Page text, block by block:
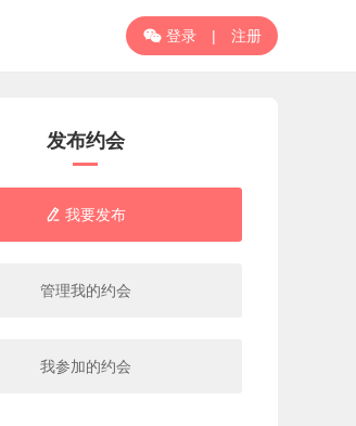
登录 | 注册
发布约会
 我要发布
管理我的约会
我参加的约会